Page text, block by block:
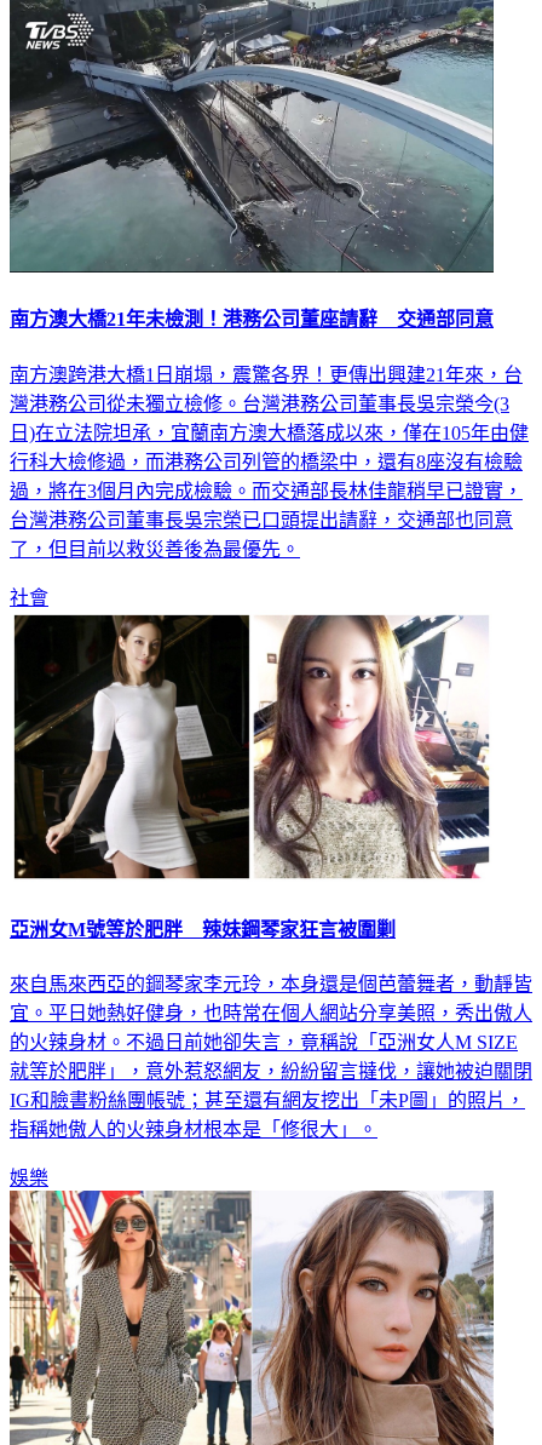
南方澳大橋21年未檢測！港務公司董座請辭 交通部同意
南方澳跨港大橋1日崩塌，震驚各界！更傳出興建21年來，台
灣港務公司從未獨立檢修。台灣港務公司董事長吳宗榮今(3
日)在立法院坦承，宜蘭南方澳大橋落成以來，僅在105年由健
行科大檢修過，而港務公司列管的橋梁中，還有8座沒有檢驗
過，將在3個月內完成檢驗。而交通部長林佳龍稍早已證實，
台灣港務公司董事長吳宗榮已口頭提出請辭，交通部也同意
了，但目前以救災善後為最優先。
社會
亞洲女M號等於肥胖 辣妹鋼琴家狂言被圍剿
來自馬來西亞的鋼琴家李元玲，本身還是個芭蕾舞者，動靜皆
宜。平日她熱好健身，也時常在個人網站分享美照，秀出傲人
的火辣身材。不過日前她卻失言，竟稱說「亞洲女人M SIZE
就等於肥胖」，意外惹怒網友，紛紛留言撻伐，讓她被迫關閉
IG和臉書粉絲團帳號；甚至還有網友挖出「未P圖」的照片，
指稱她傲人的火辣身材根本是「修很大」。
娛樂